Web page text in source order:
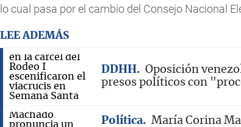
lo cual pasa por el cambio del Consejo Nacional
LEE ADEMÁS
DDHH
Oposición
presos políticos con
Política
María Corina